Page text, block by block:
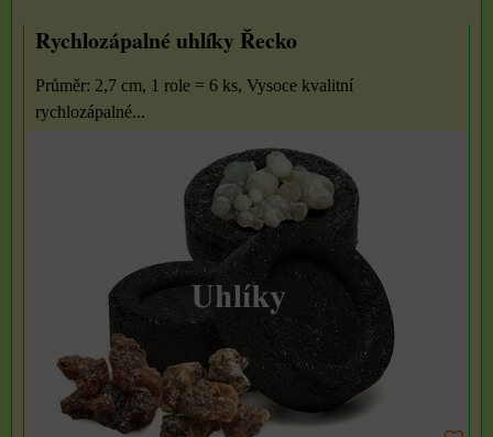
Rychlozápalné uhlíky Řecko
Průměr: 2,7 cm, 1 role = 6 ks, Vysoce kvalitní
rychlozápalné...